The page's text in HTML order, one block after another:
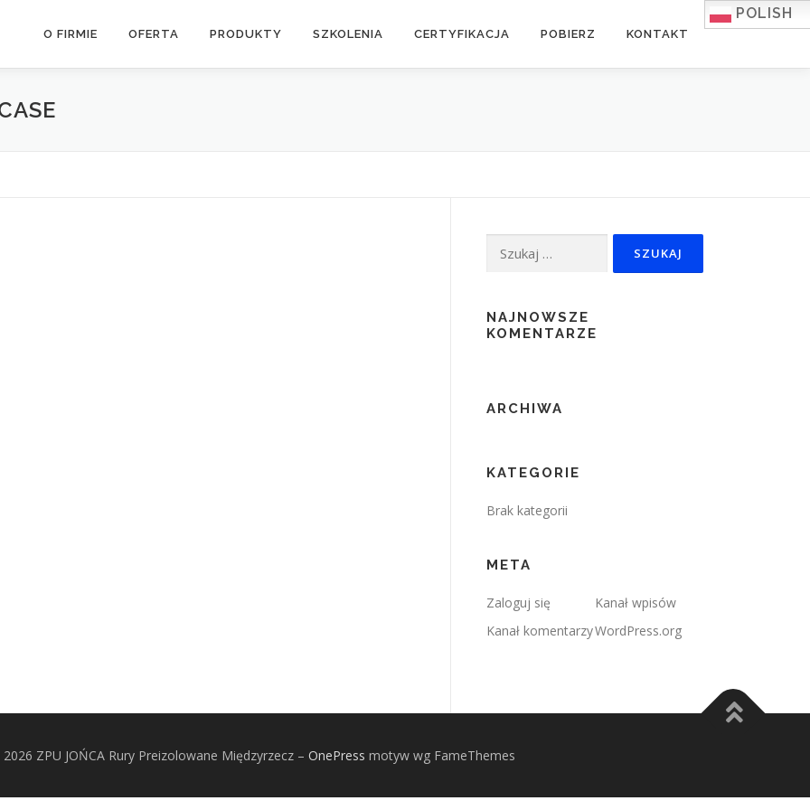
O FIRMIE OFERTA PRODUKTY SZKOLENIA CERTYFIKACJA POBIERZ KONTAKT
POLISH
NAJNOWSZE
KOMENTARZE
ARCHIWA
KATEGORIE
Brak kategorii
META
Zaloguj się
Kanał wpisów
Kanał komentarzyWordPress.org
ZPU JOŃCA Rury Preizolowane Międzyrzecz – OnePress motyw wg FameThemes